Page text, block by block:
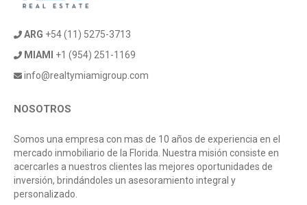
ARG +54 (11) 5275-3713
MIAMI
+1 (954) 251-1169
info@realtymiamigroup.com
NOSOTROS
Somos una empresa con mas de 10 años de experiencia en el
mercado inmobiliario de la Florida. Nuestra misión consiste en
acercarles a nuestros clientes las mejores oportunidades de
inversión, brindándoles un asesoramiento integral y
personalizado.